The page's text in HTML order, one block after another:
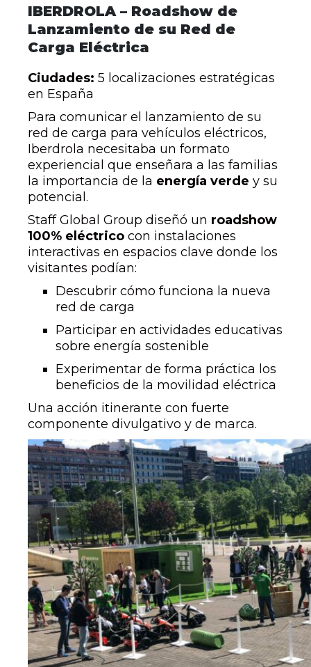
IBERDROLA – Roadshow de
Lanzamiento de su Red de
Carga Eléctrica
Ciudades: 5 localizaciones estratégicas
en España
Para comunicar el lanzamiento de su
red de carga para vehículos eléctricos,
Iberdrola necesitaba un formato
experiencial que enseñara a las familias
la importancia de la energía verde y su
potencial.
Staff Global Group diseñó un roadshow
100% eléctrico con instalaciones
interactivas en espacios clave donde los
visitantes podían:
Descubrir cómo funciona la nueva
red de carga
Participar en actividades educativas
sobre energía sostenible
Experimentar de forma práctica los
beneficios de la movilidad eléctrica
Una acción itinerante con fuerte
componente divulgativo y de marca.